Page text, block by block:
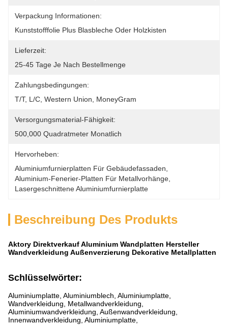
Verpackung Informationen:
Kunststofffolie Plus Blasbleche Oder Holzkisten
Lieferzeit:
25-45 Tage Je Nach Bestellmenge
Zahlungsbedingungen:
T/T, L/C, Western Union, MoneyGram
Versorgungsmaterial-Fähigkeit:
500,000 Quadratmeter Monatlich
Hervorheben:
Aluminiumfurnierplatten Für Gebäudefassaden
Aluminium-Fenerier-Platten Für Metallvorhänge
Lasergeschnittene Aluminiumfurnierplatte
Beschreibung Des Produkts
Aktory Direktverkauf Aluminium Wandplatten Hersteller
Wandverkleidung Außenverzierung Dekorative Metallplatten
Schlüsselwörter:
Aluminiumplatte, Aluminiumblech, Aluminiumplatte,
Wandverkleidung, Metallwandverkleidung,
Aluminiumwandverkleidung, Außenwandverkleidung,
Innenwandverkleidung, Aluminiumplatte,